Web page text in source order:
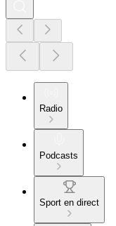
Radio
Podcasts
Sport en direct